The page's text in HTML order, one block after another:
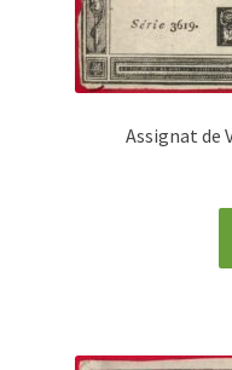
Assignat de